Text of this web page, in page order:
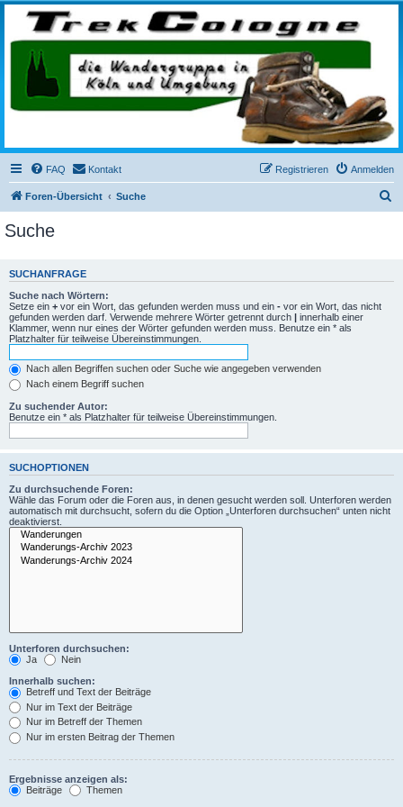
trekcologne.de
Wanderungen rund um Köln
FAQ Kontakt Anmelden
Registrieren
Foren-Übersicht Suche
e
Suche
SUCHANFRAGE
Suche nach Wörtern:
Setze ein + vor ein Wort, das gefunden werden muss und ein - vor ein Wort, das nicht
gefunden werden darf. Verwende mehrere Wörter getrennt durch
innerhalb einer
Klammer, wenn nur eines der Wörter gefunden werden muss. Benutze ein * als
Platzhalter für teilweise Übereinstimmungen.
Nach allen Begriffen suchen oder Suche wie angegeben verwenden
Nach einem Begriff suchen
Zu suchender Autor:
Benutze ein * als Platzhalter für teilweise Übereinstimmungen.
SUCHOPTIONEN
Zu durchsuchende Foren:
Wähle das Forum oder die Foren aus, in denen gesucht werden soll. Unterforen werden
automatisch mit durchsucht, sofern du die Option „Unterforen durchsuchen“ unten nicht
deaktivierst.
Unterforen durchsuchen:
Ja
Nein
Innerhalb suchen:
Betreff und Text der Beiträge
Nur im Text der Beiträge
Nur im Betreff der Themen
Nur im ersten Beitrag der Themen
Ergebnisse anzeigen als:
Beiträge
Themen